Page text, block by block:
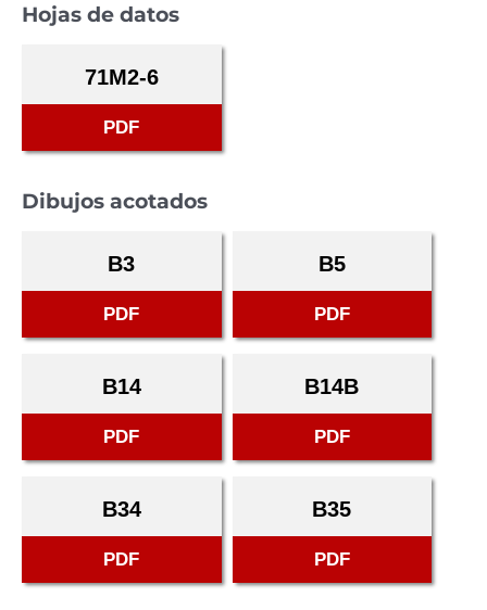
Hojas de datos
71M2-6
PDF
Dibujos acotados
B3
PDF
B5
PDF
B14
PDF
B14B
PDF
B34
PDF
B35
PDF